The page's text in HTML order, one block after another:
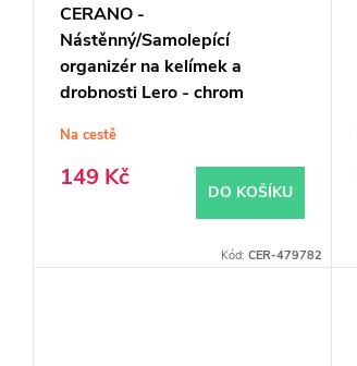
CERANO -
Nástěnný/Samolepící
organizér na kelímek a
drobnosti Lero - chrom
Na cestě
149 Kč
DO KOŠÍKU
Kód:CER-479782